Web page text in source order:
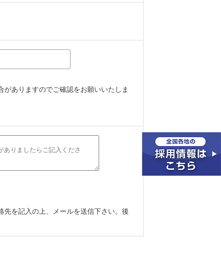
ありますのでご確認をお願いいたしま
を記入の上、メールを送信下さい。後